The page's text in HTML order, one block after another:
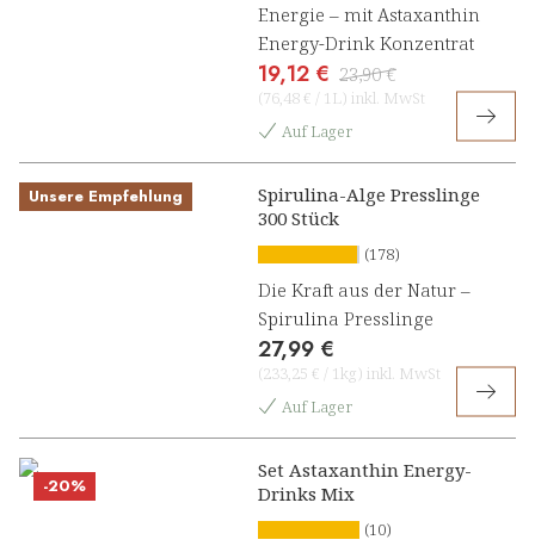
Energie – mit Astaxanthin
Energy-Drink Konzentrat
19,12 € 23,90 €
(76,48 € / 1L) inkl. MwSt
Auf Lager
Unsere Empfehlung
Spirulina-Alge Presslinge
300 Stück
(178)
Die Kraft aus der Natur –
Spirulina Presslinge
27,99 €
(233,25 € / 1kg) inkl. MwSt
Auf Lager
-20%
Set Astaxanthin Energy-
Drinks Mix
(10)